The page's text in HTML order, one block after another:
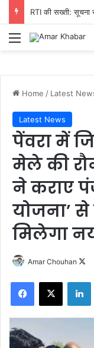
Menu
Home / Latest
Latest News
पेंवरा में
मेले की
ने कराए
योजना’
मिलेगा
Amar Chouhan
Facebook
X